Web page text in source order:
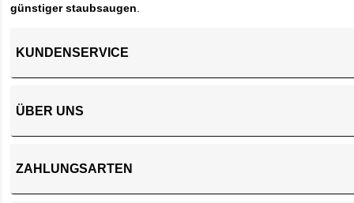
günstiger staubsaugen
KUNDENSERVICE
ÜBER UNS
ZAHLUNGSARTEN